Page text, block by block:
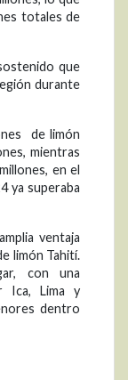
totales de
que
durante
de limón
mientras
en el
ya superaba
ventaja
limón Tahití.
con una
Ica, Lima y
dentro